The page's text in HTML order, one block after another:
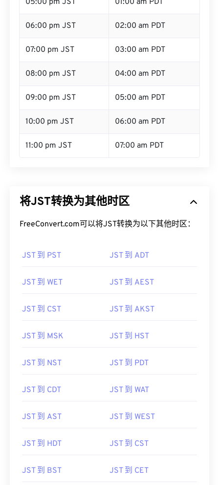
05:00 pm JST 01:00 am PDT
06:00 pm JST 02:00 am PDT
07:00 pm JST 03:00 am PDT
08:00 pm JST 04:00 am PDT
09:00 pm JST 05:00 am PDT
10:00 pm JST 06:00 am PDT
11:00 pm JST 07:00 am PDT
将JST转换为其他时区
FreeConvert.com可以将JST转换为以下其他时区：
JST 到 PST JST 到 ADT
JST 到 WET JST 到 AEST
JST 到 CST JST 到 AKST
JST 到 MSK JST 到 HST
JST 到 NST JST 到 PDT
JST 到 CDT JST 到 WAT
JST 到 AST JST 到 WEST
JST 到 HDT JST 到 CST
JST 到 BST JST 到 CET